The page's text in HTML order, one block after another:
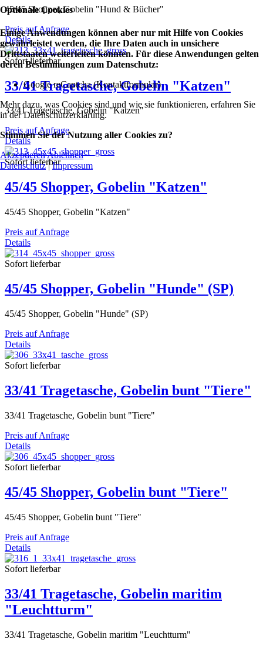
45/45 Shopper, Gobelin "Hund & Bücher"
Preis auf Anfrage
Details
Sofort lieferbar
33/41 Tragetasche, Gobelin "Katzen"
33/41 Tragetasche, Gobelin "Katzen"
Preis auf Anfrage
Details
Sofort lieferbar
45/45 Shopper, Gobelin "Katzen"
45/45 Shopper, Gobelin "Katzen"
Preis auf Anfrage
Details
Sofort lieferbar
45/45 Shopper, Gobelin "Hunde" (SP)
45/45 Shopper, Gobelin "Hunde" (SP)
Preis auf Anfrage
Details
Sofort lieferbar
33/41 Tragetasche, Gobelin bunt "Tiere"
33/41 Tragetasche, Gobelin bunt "Tiere"
Preis auf Anfrage
Details
Sofort lieferbar
45/45 Shopper, Gobelin bunt "Tiere"
45/45 Shopper, Gobelin bunt "Tiere"
Preis auf Anfrage
Details
Sofort lieferbar
33/41 Tragetasche, Gobelin maritim
"Leuchtturm"
33/41 Tragetasche, Gobelin maritim "Leuchtturm"
Optionale Cookies
Einige Anwendungen können aber nur mit Hilfe von Cookies
gewährleistet werden, die Ihre Daten auch in unsichere
Drittstaaten weiterleiten könnten. Für diese Anwendungen gelten
deren Bestimmungen zum Datenschutz:
Google reCaptcha (Kontaktformular)
Mehr dazu, was Cookies sind und wie sie funktionieren, erfahren Sie
in der Datenschutzerklärung.
Stimmen Sie der Nutzung aller Cookies zu?
AkzeptierenAblehnen
Datenschutz|Impressum